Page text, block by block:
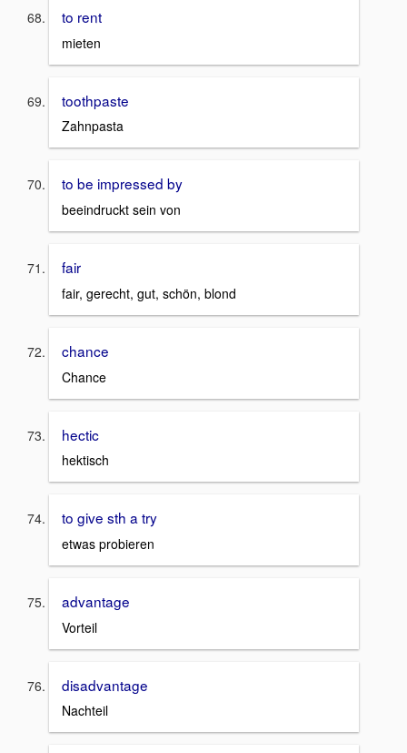
to rent
mieten
toothpaste
Zahnpasta
to be impressed by
beeindruckt sein von
fair
fair, gerecht, gut, schön, blond
chance
Chance
hectic
hektisch
to give sth a try
etwas probieren
advantage
Vorteil
disadvantage
Nachteil